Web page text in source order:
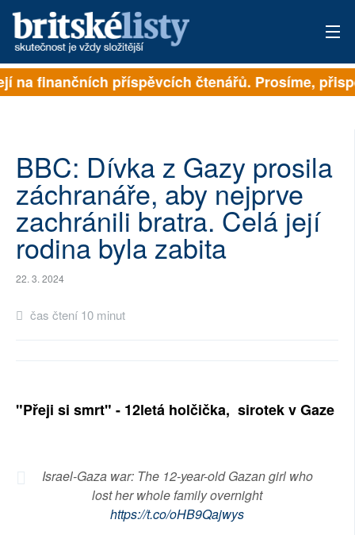
PŘIHLÁSIT
ARCHIV
ROZHOVORY
TÉMATA
NEJČTENĚJŠÍ ZA 7 DNÍ
RUBRIKY
finančních příspěvcích čtenářů. Prosíme,
BBC: Dívka z Gazy prosila
záchranáře, aby nejprve
zachránili bratra. Celá její
rodina byla zabita
22. 3. 2024
čas čtení 10 minut
"Přeji si smrt" - 12letá holčička, sirotek v Gaze
Israel-Gaza war: The 12-year-old Gazan girl who
lost her whole family overnight
https://t.co/oHB9Qajwys